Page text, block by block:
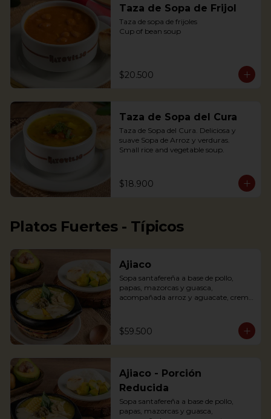
Taza de Sopa de Frijol
Taza de sopa de frijoles
Cup of bean soup
$20.500
Taza de Sopa del Cura
Taza de Sopa del Cura. Deliciosa y
suave Sopa de Arroz y verduras.
Small rice and vegetable soup.
$18.900
Platos Fuertes - Típicos
Ajiaco
Sopa santafereña a base de pollo,
papas, mazorcas y guasca,
acompañada arroz y aguacate, crema
An Ajiaco is Bogota’s chicken and
potato soup with corn on the cob and
$59.500
Ajiaco - Porción
Reducida
Sopa santafereña a base de pollo,
papas, mazorcas y guasca,